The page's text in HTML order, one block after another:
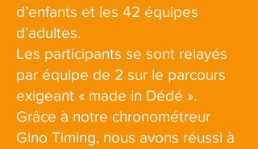
d’enfants et les 42 équipes
d’adultes.
Les participants se sont relayés
par équipe de 2 sur le parcours
exigeant « made in Dédé ».
Grâce à notre chronométreur
Gino Timing, nous avons réussi à